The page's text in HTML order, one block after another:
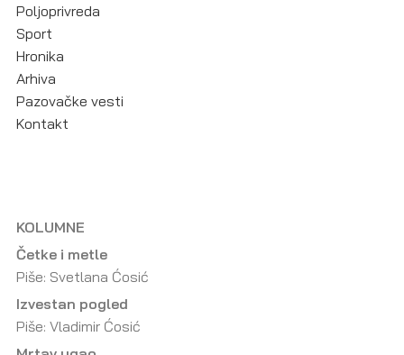
Poljoprivreda
Sport
Hronika
Arhiva
Pazovačke vesti
Kontakt
KOLUMNE
Četke i metle
Piše: Svetlana Ćosić
Izvestan pogled
Piše: Vladimir Ćosić